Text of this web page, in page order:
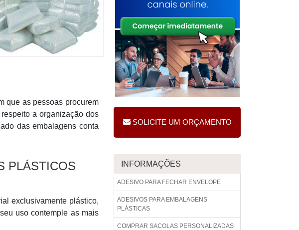
que as pessoas procurem
a organização dos
das embalagens conta
PLÁSTICOS
exclusivamente plástico,
uso contemple as mais
SOLICITE UM ORÇAMENTO
INFORMAÇÕES
ADESIVO PARA FECHAR ENVELOPE
ADESIVOS PARA EMBALAGENS
PLÁSTICAS
COMPRAR SACOLAS PERSONALIZADAS